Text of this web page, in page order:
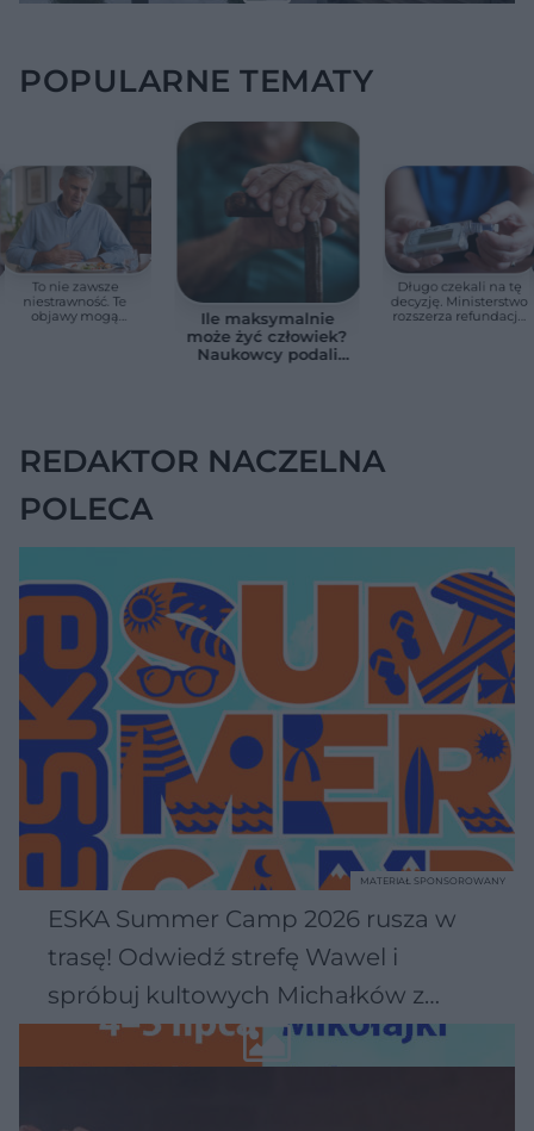
POPULARNE TEMATY
To nie zawsze
niestrawność. Te
objawy mogą
Ile maksymalnie
może żyć człowiek?
Naukowcy podali
Długo czekali na tę
decyzję. Ministerstwo
rozszerza refundację
REDAKTOR NACZELNA
POLECA
ESKA Summer Camp 2026 rusza w
trasę! Odwiedź strefę Wawel i
spróbuj kultowych Michałków z
Wawelu
MATERIAŁ SPONSOROWANY